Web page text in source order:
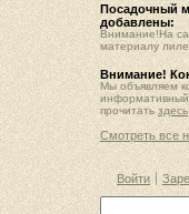
Посадочный
добавлены:
Внимание!На
материалу
Внимание!
Мы объявляем
прочитать здесь
Смотреть все
Войти